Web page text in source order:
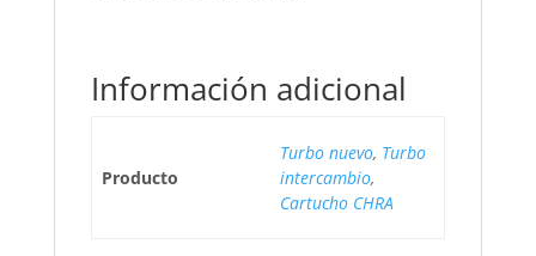
Información adicional
Producto
Turbo nuevo, Turbo
intercambio,
Cartucho CHRA